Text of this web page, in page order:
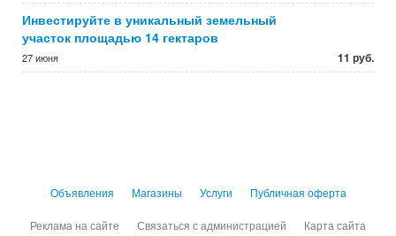
Инвестируйте в уникальный земельный
участок площадью 14 гектаров
27 июня 11 руб.
Объявления Магазины Услуги Публичная оферта
Реклама на сайте Связаться с администрацией
Карта сайта